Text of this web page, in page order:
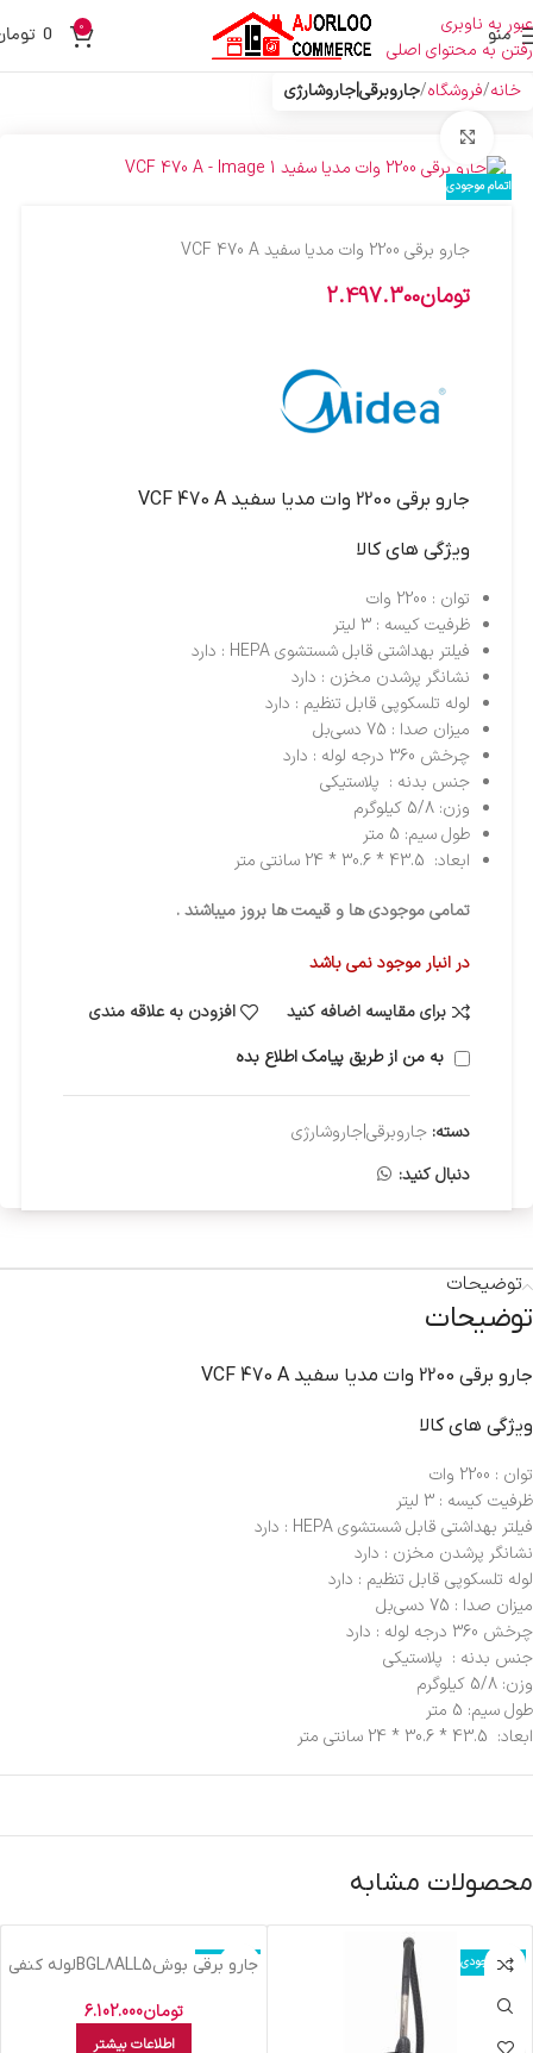
عبور به ناوبری
رفتن به محتوای اصلی
منو 0
0
خانه فروشگاه جاروبرقی|جاروشارژی
اتمام موجودی
جارو برقي 2200 وات مديا سفيد VCF 470 A
تومان2.497.300
جارو برقي 2200 وات مديا سفيد VCF 470 A
ویژگی های کالا
توان : 2200 وات
ظرفیت کیسه : 3 لیتر
فیلتر بهداشتی قابل شستشوی HEPA : دارد
نشانگر پرشدن مخزن : دارد
لوله تلسکوپی قابل تنظیم : دارد
میزان صدا : 75 دسی‌بل
چرخش 360 درجه لوله : دارد
جنس بدنه : پلاستیکی
وزن: 5/8 کیلوگرم
طول سیم: 5 متر
ابعاد: 43.5 * 30.6 * 24 سانتی متر
تمامی موجودی ها و قیمت ها بروز میباشند .
در انبار موجود نمی باشد
برای مقایسه اضافه کنید
افزودن به علاقه مندی
به من از طریق پیامک اطلاع بده
دسته: جاروبرقی|جاروشارژی
دنبال کنید:
توضیحات
توضیحات
جارو برقي 2200 وات مديا سفيد VCF 470 A
ویژگی های کالا
توان : 2200 وات
ظرفیت کیسه : 3 لیتر
فیلتر بهداشتی قابل شستشوی HEPA : دارد
نشانگر پرشدن مخزن : دارد
لوله تلسکوپی قابل تنظیم : دارد
میزان صدا : 75 دسی‌بل
چرخش 360 درجه لوله : دارد
جنس بدنه : پلاستیکی
وزن: 5/8 کیلوگرم
طول سیم: 5 متر
ابعاد: 43.5 * 30.6 * 24 سانتی متر
محصولات مشابه
اتمام موجودی اتمام موجودی
جارو برقي بوشBGL8ALL5لوله کنفي
تومان6.102.000
اطلاعات بیشتر